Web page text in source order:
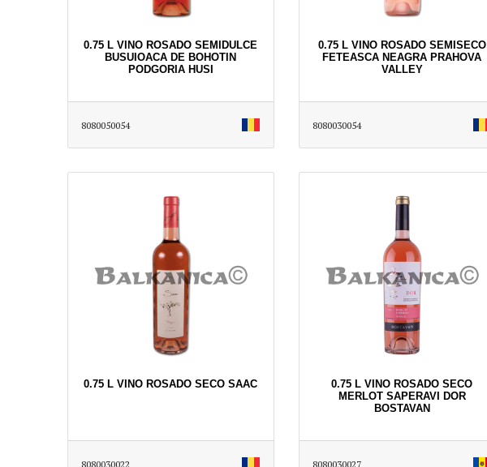
0.75 L VINO ROSADO SEMIDULCE
BUSUIOACA DE BOHOTIN
PODGORIA HUSI
8080050054
0.75 L VINO ROSADO SEMISECO
FETEASCA NEAGRA PRAHOVA
VALLEY
8080030054
0.75 L VINO ROSADO SECO SAAC
8080030022
0.75 L VINO ROSADO SECO
MERLOT SAPERAVI DOR
BOSTAVAN
8080030027